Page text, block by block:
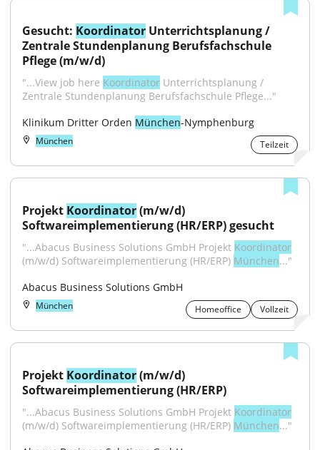
Gesucht: Koordinator Unterrichtsplanung /
Zentrale Stundenplanung Berufsfachschule
Pflege (m/w/d)
"...View job here Koordinator Unterrichtsplanung /
Zentrale Stundenplanung Berufsfachschule Pflege..."
Klinikum Dritter Orden München-Nymphenburg
München Teilzeit
Projekt Koordinator (m/w/d)
Softwareimplementierung (HR/ERP) gesucht
"...Abacus Business Solutions GmbH Projekt Koordinator
(m/w/d) Softwareimplementierung (HR/ERP) München..."
Abacus Business Solutions GmbH
München Homeoffice Vollzeit
Projekt Koordinator (m/w/d)
Softwareimplementierung (HR/ERP)
"...Abacus Business Solutions GmbH Projekt Koordinator
(m/w/d) Softwareimplementierung (HR/ERP) München..."